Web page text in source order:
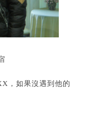
，如果沒遇到他的